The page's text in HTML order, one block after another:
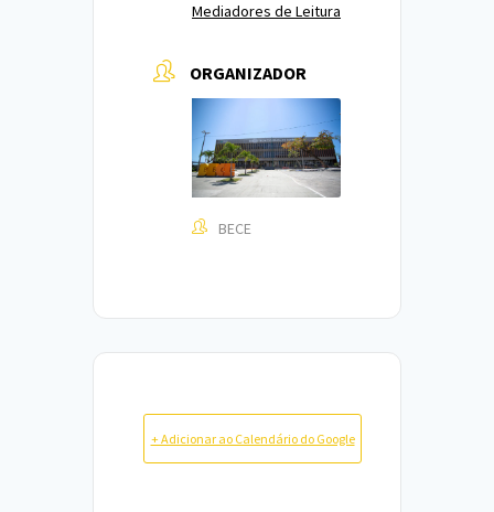
Mediadores de Leitura
ORGANIZADOR
BECE
+ Adicionar ao Calendário do Google